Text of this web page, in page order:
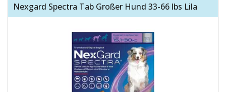
Nexgard Spectra Tab Großer Hund 33-66 lbs Lila